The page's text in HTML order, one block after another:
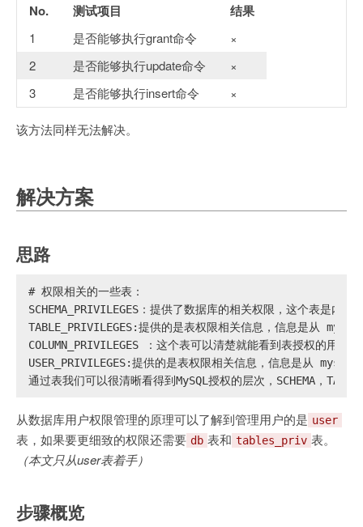
No. 测试项目 结果
1 是否能够执行grant命令
×
2
是否能够执行update命令
×
3
是否能够执行insert命令 ×
该方法同样无法解决。
解决方案
思路
# 权限相关的一些表：
SCHEMA_PRIVILEGES：提供了数据库的相关权限，这个表是内
TABLE_PRIVILEGES:提供的是表权限相关信息，信息是从
COLUMN_PRIVILEGES ：这个表可以清楚就能看到表授权的用
USER_PRIVILEGES:提供的是表权限相关信息，信息是从
通过表我们可以很清晰看得到MySQL授权的层次，SCHEMA，
从数据库用户权限管理的原理可以了解到管理用户的是 user
表，如果要更细致的权限还需要 db 表和 tables_priv 表。
（本文只从user表着手）
步骤概览